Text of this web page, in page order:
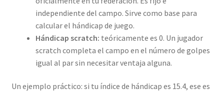
independiente del campo. Sirve como base para
calcular el hándicap de juego.
Hándicap scratch: teóricamente es 0. Un jugador
scratch completa el campo en el número de golpes
igual al par sin necesitar ventaja alguna.
Un ejemplo práctico: si tu índice de hándicap es 15.4, ese es